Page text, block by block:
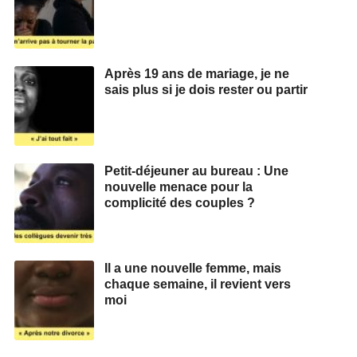
Après 19 ans de mariage, je ne
sais plus si je dois rester ou partir
Petit-déjeuner au bureau : Une
nouvelle menace pour la
complicité des couples ?
Il a une nouvelle femme, mais
chaque semaine, il revient vers
moi